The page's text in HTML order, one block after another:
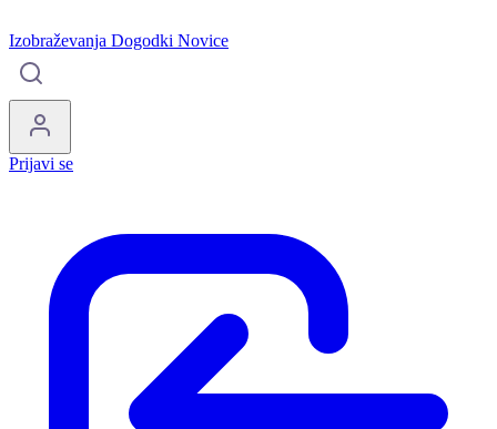
Izobraževanja Dogodki Novice
Prijavi se